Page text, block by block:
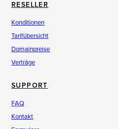
RESELLER
Konditionen
Tarifübersicht
Domainpreise
Verträge
SUPPORT
FAQ
Kontakt